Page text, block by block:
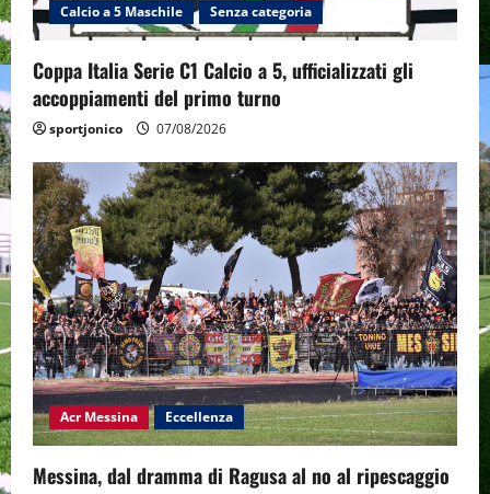
Calcio a 5 Maschile Senza categoria
Coppa Italia Serie C1 Calcio a 5, ufficializzati gli
accoppiamenti del primo turno
sportjonico 07/08/2026
Acr Messina Eccellenza
Messina, dal dramma di Ragusa al no al ripescaggio